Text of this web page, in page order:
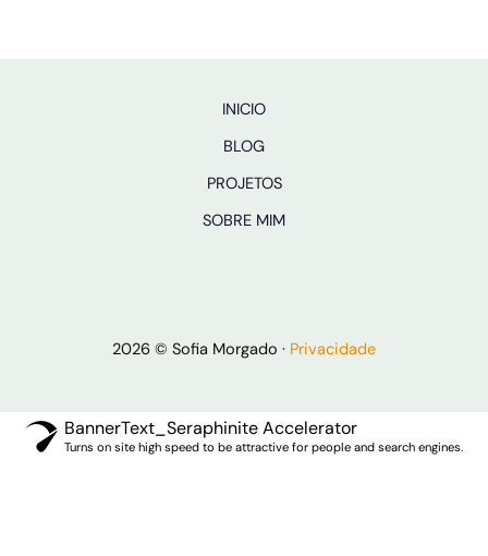
INICIO
BLOG
PROJETOS
SOBRE MIM
2026 © Sofia Morgado · Privacidade
BannerText_Seraphinite Accelerator
Turns on site high speed to be attractive for people and search engines.